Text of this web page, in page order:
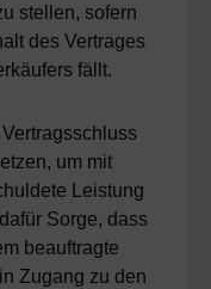
stellen, sofern
des Vertrages
fällt.
um mit
Leistung
Sorge, dass
beauftragte
Zugang zu den